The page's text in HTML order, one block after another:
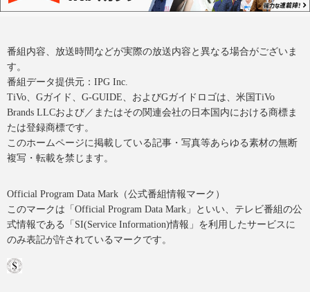
番組内容、放送時間などが実際の放送内容と異なる場合がございま
す。
番組データ提供元：IPG Inc.
TiVo、Gガイド、G-GUIDE、およびGガイドロゴは、米国TiVo
Brands LLCおよび／またはその関連会社の日本国内における商標ま
たは登録商標です。
このホームページに掲載している記事・写真等あらゆる素材の無断
複写・転載を禁じます。
Official Program Data Mark（公式番組情報マーク）
このマークは「Official Program Data Mark」といい、テレビ番組の公
式情報である「SI(Service Information)情報」を利用したサービスに
のみ表記が許されているマークです。